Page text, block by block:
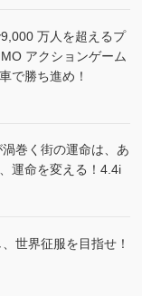
万人を超えるプ
アクションゲーム
で勝ち進め！
巻く街の運命は、あ
運命を変える！4.4i
世界征服を目指せ！